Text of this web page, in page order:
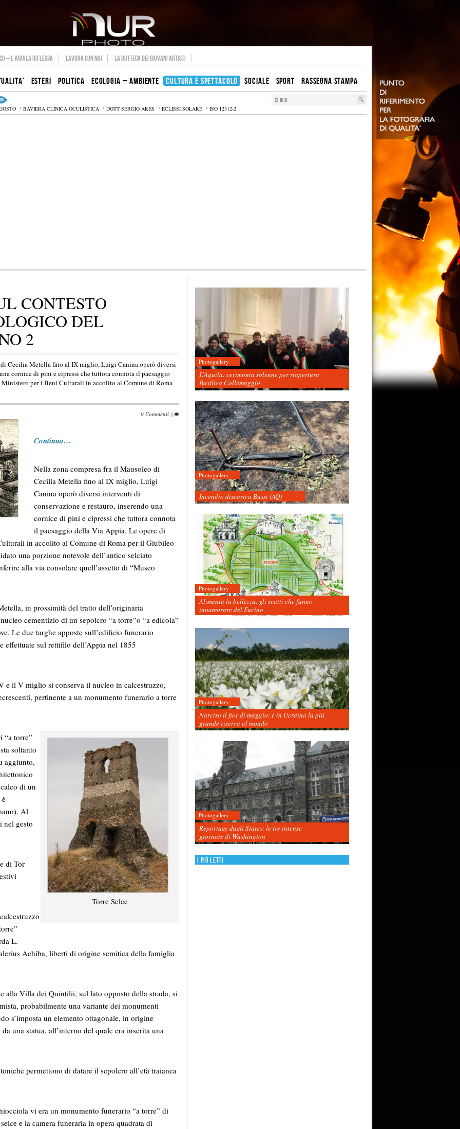
– L’AQUILA RIFLESSA LAVORA CON NOI LA BOTTEGA DEI GIOVANI ARTISTI
ESTERI POLITICA ECOLOGIA – AMBIENTE CULTURA E SPETTACOLO SOCIALE SPORT RASSEGNA STAMPA
BAVIERA CLINICA OCULISTICA DOTT SERGIO ARES ECLISSI SOLARE ISO 12312-2
CONTESTO
DEL
2
Cecilia Metella fino al IX miglio, Luigi Canina operò diversi
cornice di pini e cipressi che tuttora connota il paesaggio
per i Beni Culturali in accolito al Comune di Roma
0 Commenti |
Continua…
Nella zona compresa fra il Mausoleo di
Cecilia Metella fino al IX miglio, Luigi
Canina operò diversi interventi di
conservazione e restauro, inserendo una
cornice di pini e cipressi che tuttora connota
il paesaggio della Via Appia. Le opere di
in accolito al Comune di Roma per il Giubileo
una porzione notevole dell’antico selciato
alla via consolare quell’assetto di “Museo
in prossimità del tratto dell’originaria
cementizio di un sepolcro “a torre”o “a edicola”
Le due targhe apposte sull’edificio funerario
sul rettifilo dell’Appia nel 1855
e il V miglio si conserva il nucleo in calcestruzzo,
pertinente a un monumento funerario a torre
Torre Selce
“a torre”
soltanto
aggiunto,
di un
Al
nel gesto
di Tor
L.
Achiba, liberti di origine semitica della famiglia
alla Villa dei Quintilii, sul lato opposto della strada, si
probabilmente una variante dei monumenti
s’imposta un elemento ottagonale, in origine
una statua, all’interno del quale era inserita una
permettono di datare il sepolcro all’età traianea
vi era un monumento funerario “a torre” di
e la camera funeraria in opera quadrata di
Photogallery
L’Aquila: cerimonia solenne per riapertura
Basilica Collemaggio
Photogallery
Incendio discarica Bussi (AQ)
Photogallery
Alimenta la bellezza: gli scatti che fanno
innamorare del Fucino
Photogallery
Narciso il fior di maggio: è in Ucraina la più
grande riserva al mondo
Photogallery
Reportage dagli States: le tre intense
giornate di Washington
I più letti